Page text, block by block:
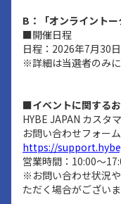
B：「オンライント
■開催日程
日程：2026年7月30
※詳細は当選者のみに
■イベントに関する
HYBE JAPAN カスタ
お問い合わせフォーム
https://
営業時間：10:00～
※お問い合わせ状況
ただく場合がございま